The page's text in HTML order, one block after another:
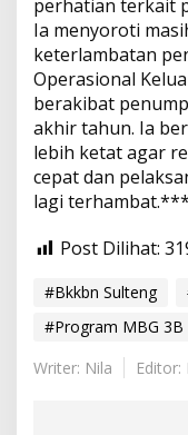
perhatian terkait
Ia menyoroti
keterlambatan
Operasional
berakibat
akhir tahun. Ia
lebih ketat agar
cepat dan
lagi terhambat.***
Post Dilihat:
#Bkkbn Sulteng
#Program MBG 3B
Writer: Nila
Editor: